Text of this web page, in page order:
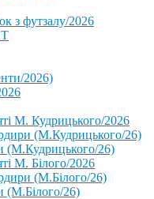
з футзалу/2026
2026)
М. Кудрицького/2026
(М.Кудрицького/26)
(М.Кудрицького/26)
М. Білого/2026
(М.Білого/26)
(М.Білого/26)